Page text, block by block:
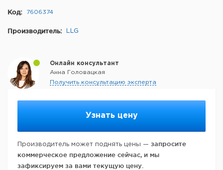
Узнать цену
Производитель может поднять цены — запросите
коммерческое предложение сейчас, и мы
зафиксируем за вами текущую цену.
Код: 7606374
Производитель: LLG
Онлайн консультант
Анна Головацкая
Получить консультацию эксперта